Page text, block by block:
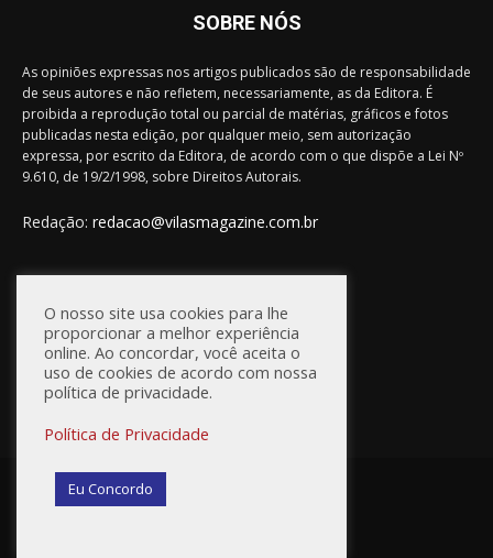
SOBRE NÓS
As opiniões expressas nos artigos publicados são de responsabilidade
de seus autores e não refletem, necessariamente, as da Editora. É
proibida a reprodução total ou parcial de matérias, gráficos e fotos
publicadas nesta edição, por qualquer meio, sem autorização
expressa, por escrito da Editora, de acordo com o que dispõe a Lei Nº
9.610, de 19/2/1998, sobre Direitos Autorais.
Redação: redacao@vilasmagazine.com.br
FIQUE CONECTADO
© Vilas Magazine / Site Desenvolvido por:
O nosso site usa cookies para lhe
proporcionar a melhor experiência
online. Ao concordar, você aceita o
uso de cookies de acordo com nossa
política de privacidade.
Política de Privacidade
Eu Concordo